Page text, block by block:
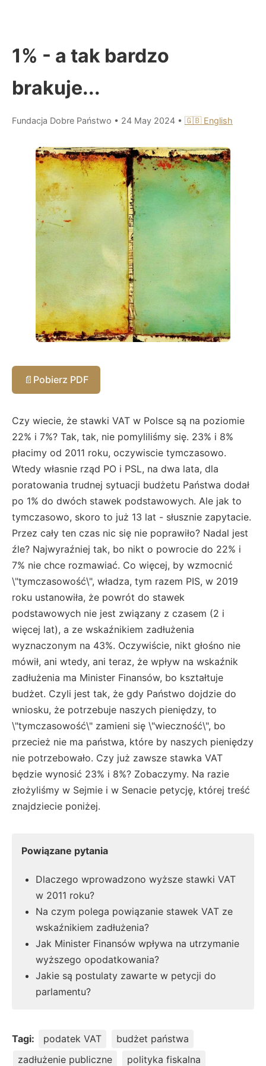
1% - a tak bardzo
brakuje...
Fundacja Dobre Państwo • 24 May 2024 • 🇬🇧 English
📄 Pobierz PDF
Czy wiecie, że stawki VAT w Polsce są na poziomie
22% i 7%? Tak, tak, nie pomyliliśmy się. 23% i 8%
płacimy od 2011 roku, oczywiscie tymczasowo.
Wtedy własnie rząd PO i PSL, na dwa lata, dla
poratowania trudnej sytuacji budżetu Państwa dodał
po 1% do dwóch stawek podstawowych. Ale jak to
tymczasowo, skoro to już 13 lat - słusznie zapytacie.
Przez cały ten czas nic się nie poprawiło? Nadal jest
źle? Najwyraźniej tak, bo nikt o powrocie do 22% i
7% nie chce rozmawiać. Co więcej, by wzmocnić
\"tymczasowość\", władza, tym razem PIS, w 2019
roku ustanowiła, że powrót do stawek
podstawowych nie jest związany z czasem (2 i
więcej lat), a ze wskaźnikiem zadłużenia
wyznaczonym na 43%. Oczywiście, nikt głośno nie
mówił, ani wtedy, ani teraz, że wpływ na wskaźnik
zadłużenia ma Minister Finansów, bo kształtuje
budżet. Czyli jest tak, że gdy Państwo dojdzie do
wniosku, że potrzebuje naszych pieniędzy, to
\"tymczasowość\" zamieni się \"wieczność\", bo
przecież nie ma państwa, które by naszych pieniędzy
nie potrzebowało. Czy już zawsze stawka VAT
będzie wynosić 23% i 8%? Zobaczymy. Na razie
złożyliśmy w Sejmie i w Senacie petycję, której treść
znajdziecie poniżej.
Powiązane pytania
Dlaczego wprowadzono wyższe stawki VAT
w 2011 roku?
Na czym polega powiązanie stawek VAT ze
wskaźnikiem zadłużenia?
Jak Minister Finansów wpływa na utrzymanie
wyższego opodatkowania?
Jakie są postulaty zawarte w petycji do
parlamentu?
Tagi: podatek VAT
budżet państwa
zadłużenie publiczne
polityka fiskalna